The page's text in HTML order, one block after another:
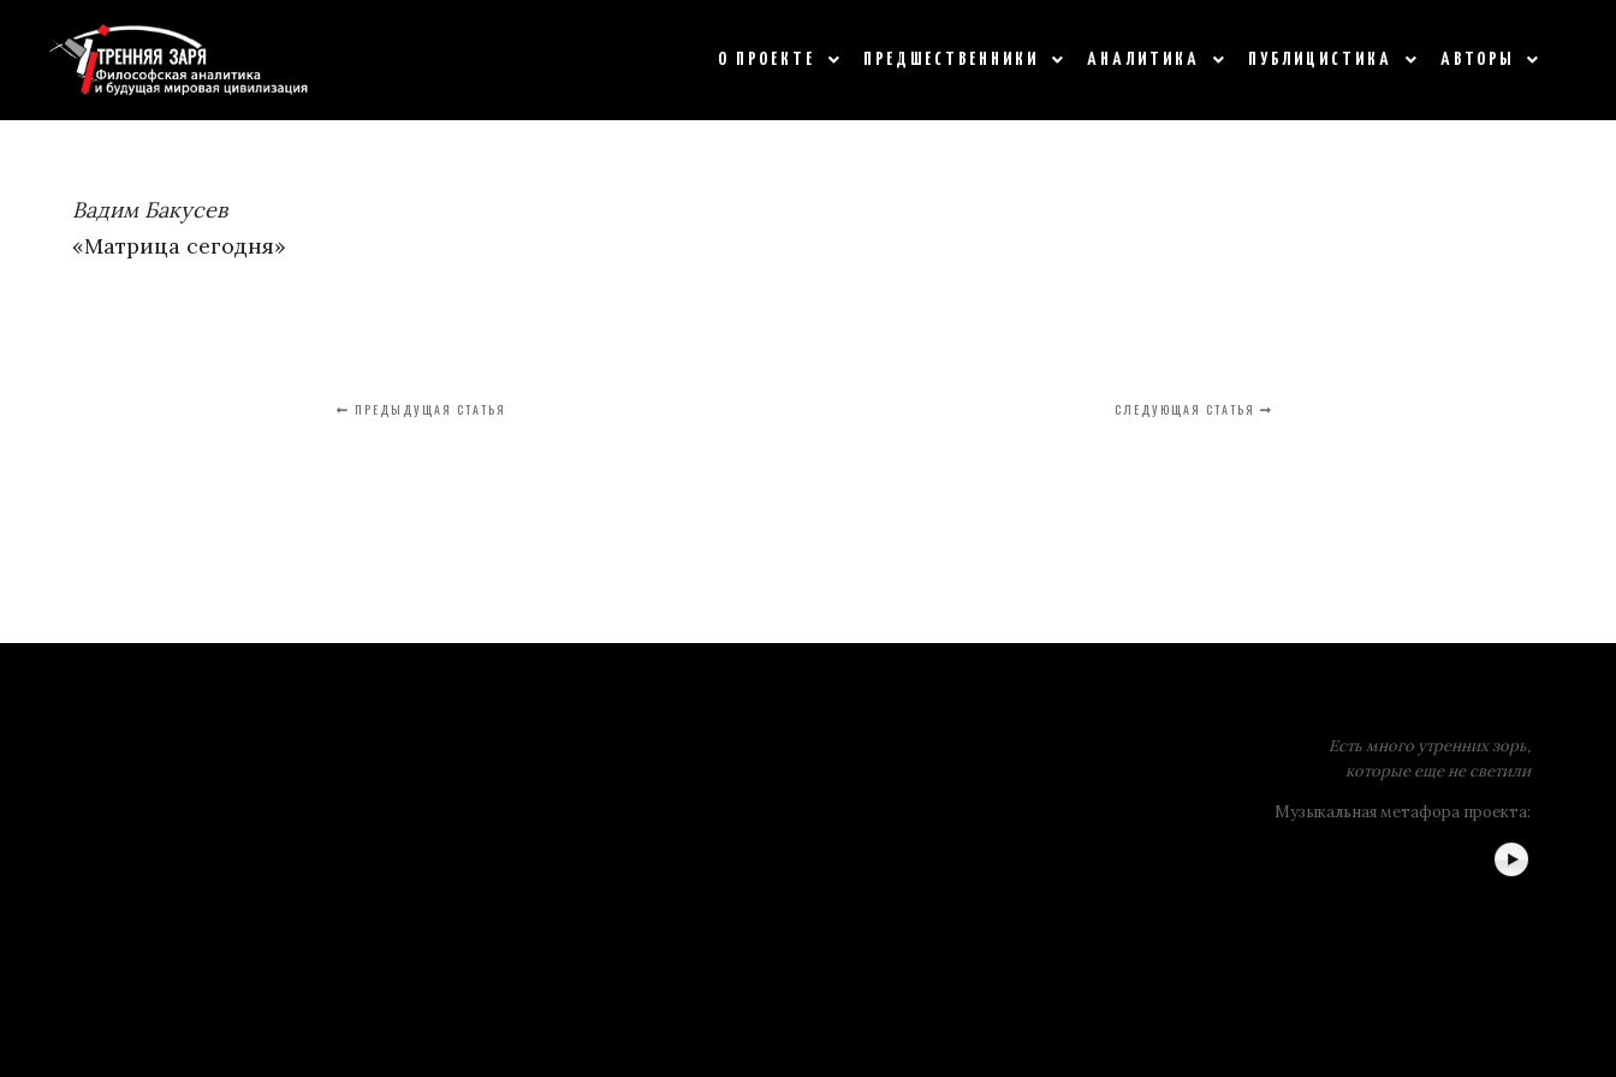
О ПРОЕКТЕ ПРЕДШЕСТВЕННИКИ АНАЛИТИКА ПУБЛИЦИСТИКА АВТОРЫ
Вадим Бакусев
«Матрица сегодня»
ПРЕДЫДУЩАЯ СТАТЬЯ СЛЕДУЮЩАЯ СТАТЬЯ
Есть много утренних зорь,
которые еще не светили
Музыкальная метафора проекта: